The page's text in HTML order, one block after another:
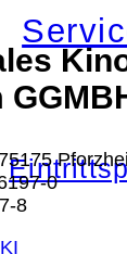
0
8